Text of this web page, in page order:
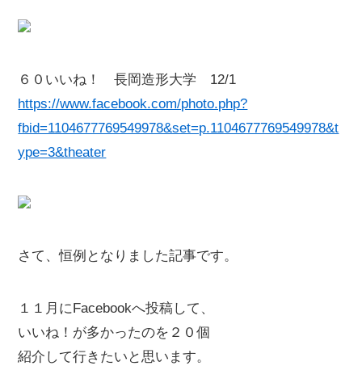
６０いいね！ 長岡造形大学 12/1
https://www.facebook.com/photo.php?
fbid=1104677769549978&set=p.1104677769549978&t
ype=3&theater
さて、恒例となりました記事です。
１１月にFacebookへ投稿して、
いいね！が多かったのを２０個
紹介して行きたいと思います。